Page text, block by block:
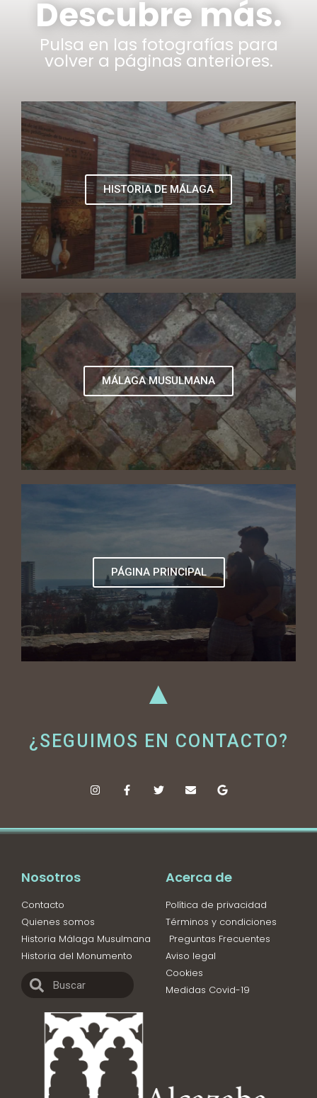
Descubre más.
Pulsa en las fotografías para
volver a páginas anteriores.
HISTORIA DE MÁLAGA
MÁLAGA MUSULMANA
PÁGINA PRINCIPAL
¿SEGUIMOS EN CONTACTO?
Nosotros
Contacto
Quienes somos
Historia Málaga Musulmana
Historia del Monumento
Acerca de
Política de privacidad
Términos y condiciones
Preguntas Frecuentes
Aviso legal
Cookies
Medidas Covid-19